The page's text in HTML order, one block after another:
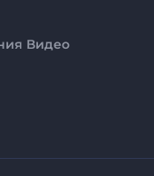
Видео